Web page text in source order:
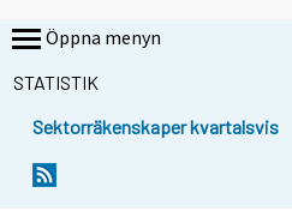
Öppna menyn
STATISTIK
Sektorräkenskaper kvartalsvis